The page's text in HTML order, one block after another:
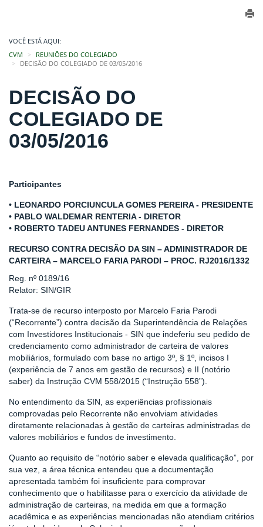
VOCÊ ESTÁ AQUI:
CVM
REUNIÕES DO COLEGIADO
DECISÃO DO COLEGIADO DE 03/05/2016
DECISÃO DO
COLEGIADO DE
03/05/2016
Participantes
• LEONARDO PORCIUNCULA GOMES PEREIRA - PRESIDENTE
• PABLO WALDEMAR RENTERIA - DIRETOR
• ROBERTO TADEU ANTUNES FERNANDES - DIRETOR
RECURSO CONTRA DECISÃO DA SIN – ADMINISTRADOR DE
CARTEIRA – MARCELO FARIA PARODI – PROC. RJ2016/1332
Reg. nº 0189/16
Relator: SIN/GIR
Trata-se de recurso interposto por Marcelo Faria Parodi
(“Recorrente”) contra decisão da Superintendência de Relações
com Investidores Institucionais - SIN que indeferiu seu pedido de
credenciamento como administrador de carteira de valores
mobiliários, formulado com base no artigo 3º, § 1º, incisos I
(experiência de 7 anos em gestão de recursos) e II (notório
saber) da Instrução CVM 558/2015 (“Instrução 558”).
No entendimento da SIN, as experiências profissionais
comprovadas pelo Recorrente não envolviam atividades
diretamente relacionadas à gestão de carteiras administradas de
valores mobiliários e fundos de investimento.
Quanto ao requisito de “notório saber e elevada qualificação”, por
sua vez, a área técnica entendeu que a documentação
apresentada também foi insuficiente para comprovar
conhecimento que o habilitasse para o exercício da atividade de
administração de carteiras, na medida em que a formação
acadêmica e as experiências mencionadas não atendiam critérios